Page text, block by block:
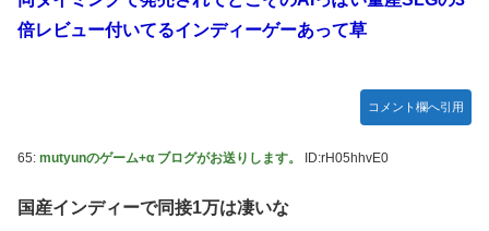
倍レビュー付いてるインディーゲーあって草
コメント欄へ引用
65: mutyunのゲーム+α ブログがお送りします。 ID:rH05hhvE0
国産インディーで同接1万は凄いな